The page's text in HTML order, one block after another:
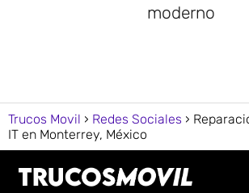
moderno
Trucos Movil Redes Sociales
IT en Monterrey, México